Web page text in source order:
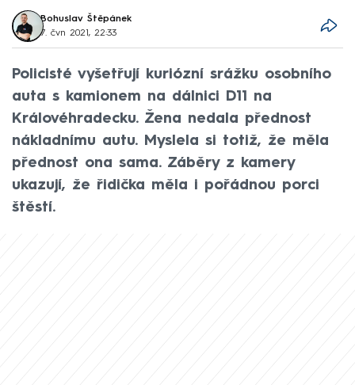
Bohuslav Štěpánek
7. čvn 2021, 22:33
Policisté vyšetřují kuriózní srážku osobního
auta s kamionem na dálnici D11 na
Královéhradecku. Žena nedala přednost
nákladnímu autu. Myslela si totiž, že měla
přednost ona sama. Záběry z kamery
ukazují, že řidička měla i pořádnou porci
štěstí.